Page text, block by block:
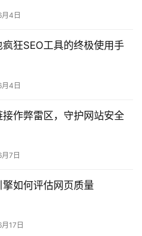
4日
疯狂SEO工具的终极使用手
4日
接作弊雷区，守护网站安全
7日
擎如何评估网页质量
17日